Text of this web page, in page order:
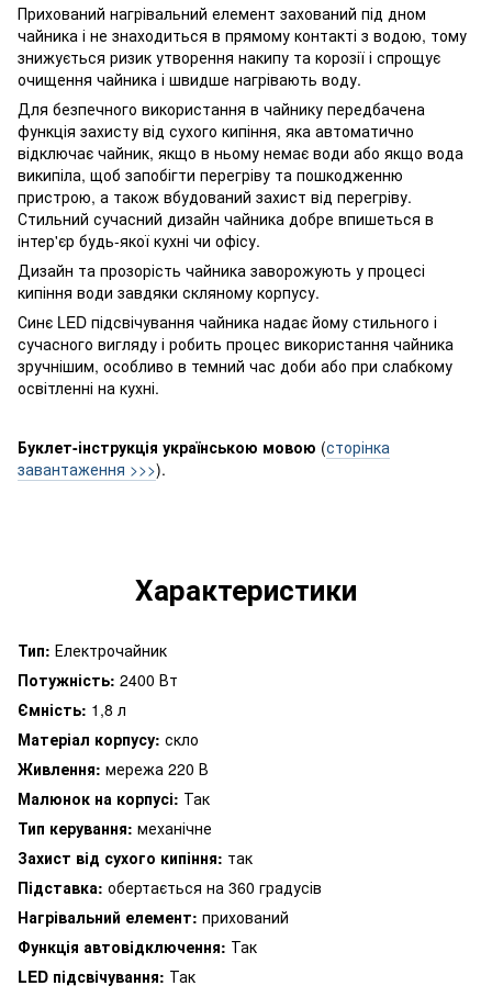
Прихований нагрівальний елемент захований під дном
чайника і не знаходиться в прямому контакті з водою, тому
знижується ризик утворення накипу та корозії і спрощує
очищення чайника і швидше нагрівають воду.
Для безпечного використання в чайнику передбачена
функція захисту від сухого кипіння, яка автоматично
відключає чайник, якщо в ньому немає води або якщо вода
википіла, щоб запобігти перегріву та пошкодженню
пристрою, а також вбудований захист від перегріву.
Стильний сучасний дизайн чайника добре впишеться в
інтер'єр будь-якої кухні чи офісу.
Дизайн та прозорість чайника заворожують у процесі
кипіння води завдяки скляному корпусу.
Синє LED підсвічування чайника надає йому стильного і
сучасного вигляду і робить процес використання чайника
зручнішим, особливо в темний час доби або при слабкому
освітленні на кухні.
Буклет-інструкція українською мовою (сторінка
завантаження >>>).
Характеристики
Тип: Електрочайник
Потужність: 2400 Вт
Ємність: 1,8 л
Матеріал корпусу: скло
Живлення: мережа 220 В
Малюнок на корпусі: Так
Тип керування: механічне
Захист від сухого кипіння: так
Підставка: обертається на 360 градусів
Нагрівальний елемент: прихований
Функція автовідключення: Так
LED підсвічування: Так